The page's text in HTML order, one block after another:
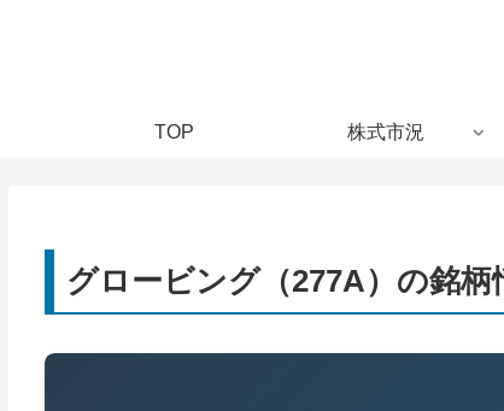
TOP 株式市況
グロービング（277A）の銘柄